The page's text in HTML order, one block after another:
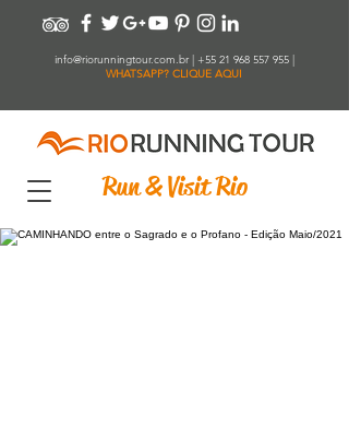
info@riorunningtour.com.br| +55 21 968 557 955|
WHATSAPP? CLIQUE AQUI
Run & Visit Rio